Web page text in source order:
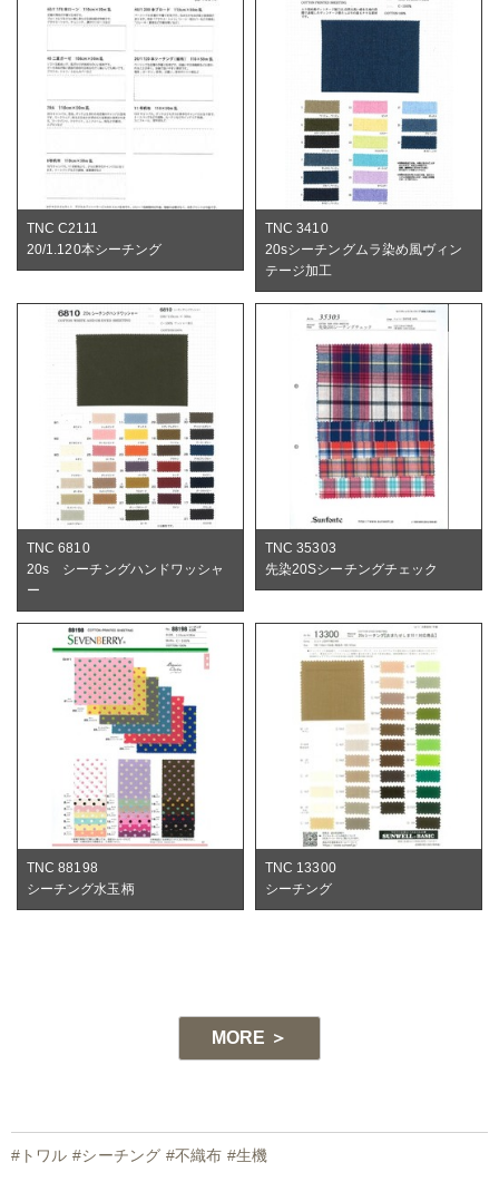
TNC C2111
20/1.120本シーチング
TNC 3410
20sシーチングムラ染め風ヴィン
テージ加工
TNC 6810
20s シーチングハンドワッシャ
ー
TNC 35303
先染20Sシーチングチェック
TNC 88198
シーチング水玉柄
TNC 13300
シーチング
MORE ＞
# トワル #シーチング #不織布 #生機